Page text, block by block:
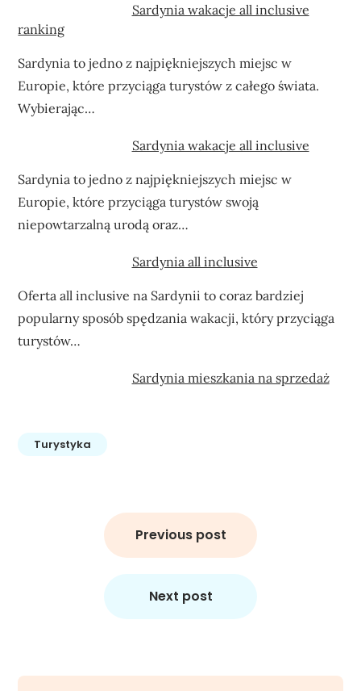
Sardynia wakacje all inclusive
ranking
Sardynia to jedno z najpiękniejszych miejsc w
Europie, które przyciąga turystów z całego świata.
Wybierając…
Sardynia wakacje all inclusive
Sardynia to jedno z najpiękniejszych miejsc w
Europie, które przyciąga turystów swoją
niepowtarzalną urodą oraz…
Sardynia all inclusive
Oferta all inclusive na Sardynii to coraz bardziej
popularny sposób spędzania wakacji, który przyciąga
turystów…
Sardynia mieszkania na sprzedaż
Turystyka
Previous post
Next post